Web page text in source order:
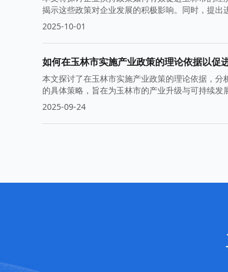
揭示这些政策对企业发展的积极影响。同时，提出
2025-10-01
如何在玉林市实施产业政策的理论依据以促
本文探讨了在玉林市实施产业政策的理论依据，
的具体策略，旨在为玉林市的产业升级与可持续发
2025-09-24